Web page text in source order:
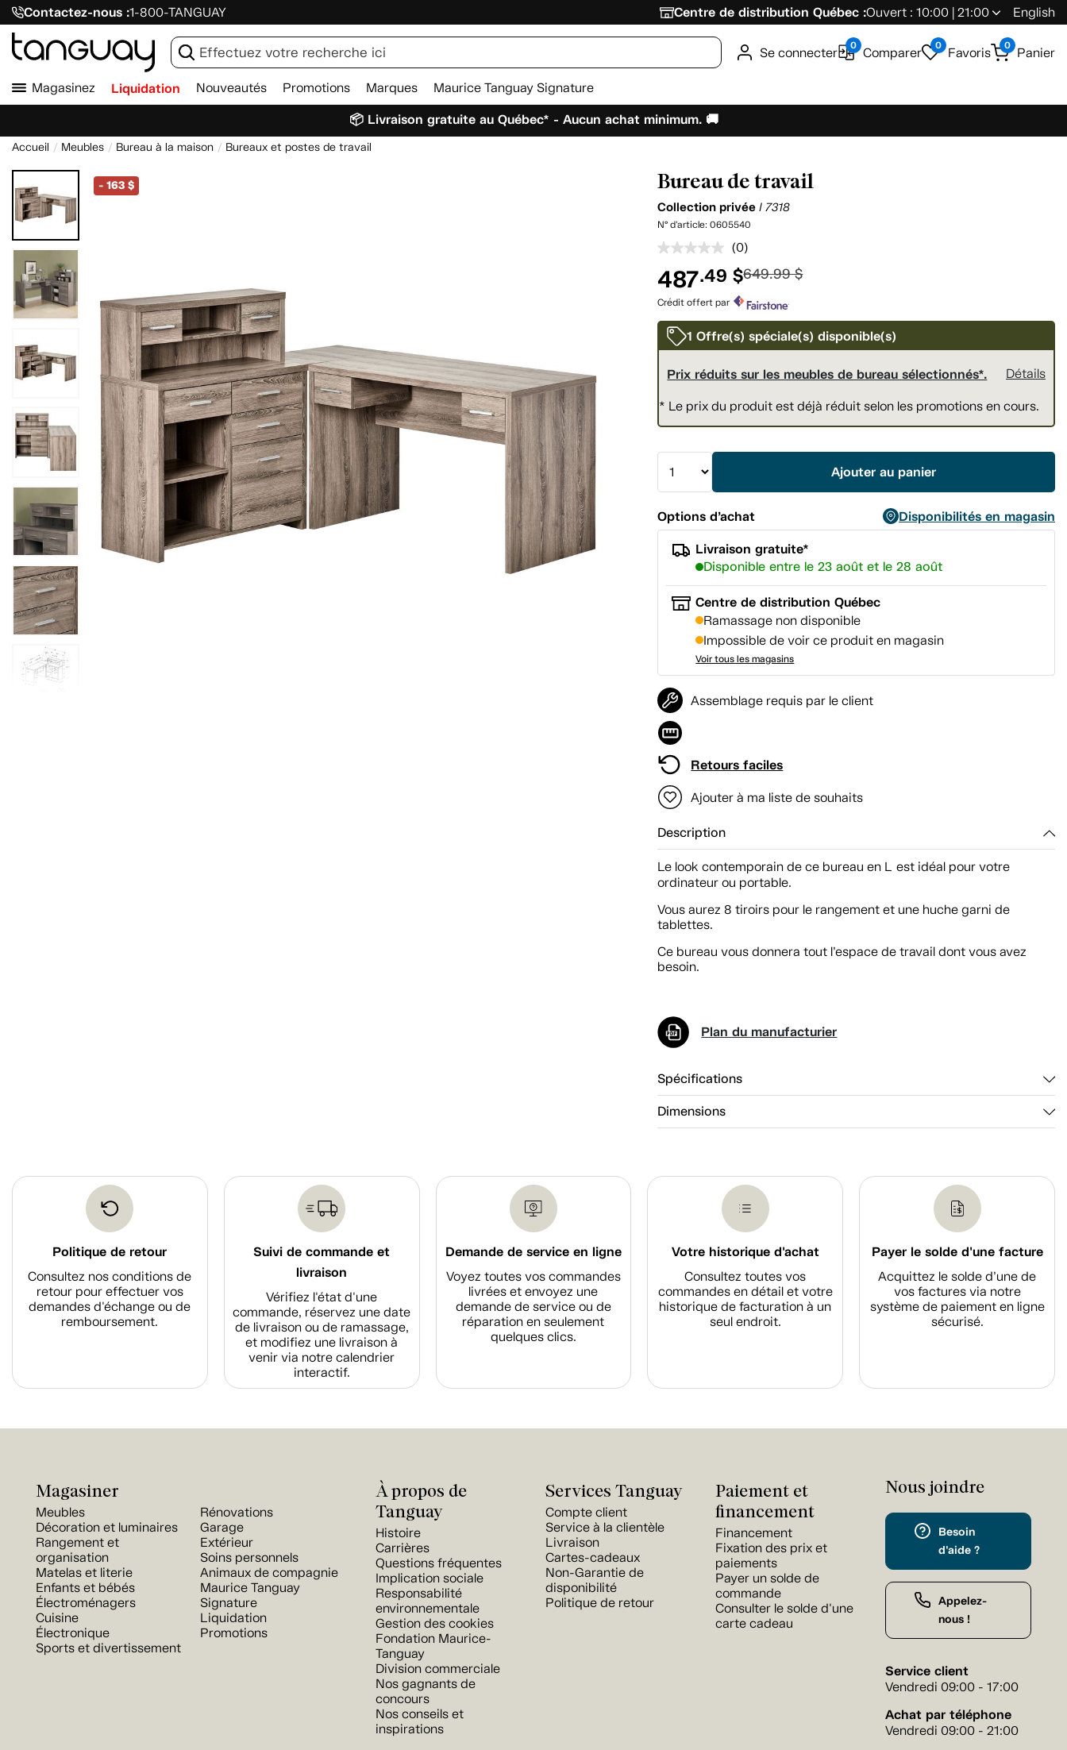
Contactez-nous :1-800-TANGUAY Centre de distribution Québec :Ouvert : 10:00 | 21:00 English
Se connecter 0 Comparer 0 Favoris 0 Panier
Magasinez Liquidation Nouveautés Promotions Marques Maurice Tanguay Signature
📦 Livraison gratuite au Québec* - Aucun achat minimum. 🚚
Accueil Meubles Bureau à la maison Bureaux et postes de travail
-163 $ Bureau de travail
Collection privéeI 7318
N° d'article:0605540
Aucune
cote
pour
produit.
vers
la
même
page.
(0)
487.49 $649.99 $
Crédit offert par
1 Offre(s) spéciale(s) disponible(s)
Prix réduits sur les meubles de bureau sélectionnés*. Détails
* Le prix du produit est déjà réduit selon les promotions en cours.
Ajouter au panier
Options d’achat
Disponibilités en magasin
Livraison gratuite*
Disponible entre le 23 août et le 28 août
Centre de distribution Québec
Ramassage non disponible
Impossible de voir ce produit en magasin
Voir tous les magasins
Assemblage requis par le client
Retours faciles
Ajouter à ma liste de souhaits
Description
Le look contemporain de ce bureau en L est idéal pour votre
ordinateur ou portable.
Vous aurez 8 tiroirs pour le rangement et une huche garni de
tablettes.
Ce bureau vous donnera tout l’espace de travail dont vous avez
besoin.
Plan du manufacturier
Spécifications
Dimensions
Politique de retour
Consultez nos conditions de
retour pour effectuer vos
demandes d'échange ou de
remboursement.
Suivi de commande et
livraison
Vérifiez l'état d'une
commande, réservez une date
de livraison ou de ramassage,
et modifiez une livraison à
venir via notre calendrier
interactif.
Demande de service en ligne
Voyez toutes vos commandes
livrées et envoyez une
demande de service ou de
réparation en seulement
quelques clics.
Votre historique d'achat
Consultez toutes vos
commandes en détail et votre
historique de facturation à un
seul endroit.
Payer le solde d'une facture
Acquittez le solde d’une de
vos factures via notre
système de paiement en ligne
sécurisé.
Magasiner
Meubles
Décoration et luminaires
Rangement et
organisation
Matelas et literie
Enfants et bébés
Électroménagers
Cuisine
Électronique
Sports et divertissement
Rénovations
Garage
Extérieur
Soins personnels
Animaux de compagnie
Maurice Tanguay
Signature
Liquidation
Promotions
À propos de
Tanguay
Histoire
Carrières
Questions fréquentes
Implication sociale
Responsabilité
environnementale
Gestion des cookies
Fondation Maurice-
Tanguay
Division commerciale
Nos gagnants de
concours
Nos conseils et
inspirations
Services Tanguay
Compte client
Service à la clientèle
Livraison
Cartes-cadeaux
Non-Garantie de
disponibilité
Politique de retour
Paiement et
financement
Financement
Fixation des prix et
paiements
Payer un solde de
commande
Consulter le solde d'une
carte cadeau
Nous joindre
Besoin
d'aide ?
Appelez-
nous !
Service client
Vendredi 09:00 - 17:00
Achat par téléphone
Vendredi 09:00 - 21:00